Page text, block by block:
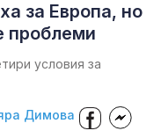
за Европа, но
проблеми
условия за
Димова